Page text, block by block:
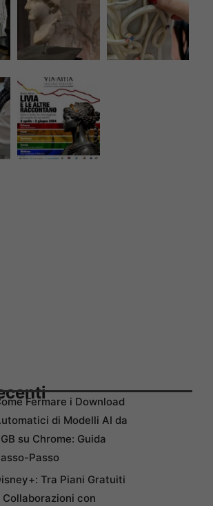
Fermare i Download
di Modelli AI da
su Chrome: Guida
Passo
Tra Piani Gratuiti
Collaborazioni con